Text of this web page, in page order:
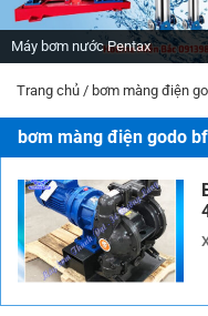
Máy bơm nước Pentax
Trang chủ / bơm màng điện
bơm màng điện godo